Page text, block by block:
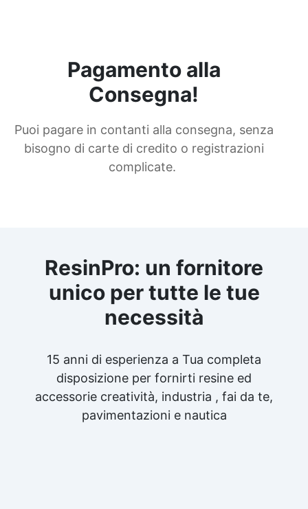
Pagamento alla
Consegna!
Puoi pagare in contanti alla consegna, senza
bisogno di carte di credito o registrazioni
complicate.
ResinPro: un fornitore
unico per tutte le tue
necessità
15 anni di esperienza a Tua completa
disposizione per fornirti resine ed
accessorie creatività, industria , fai da te,
pavimentazioni e nautica